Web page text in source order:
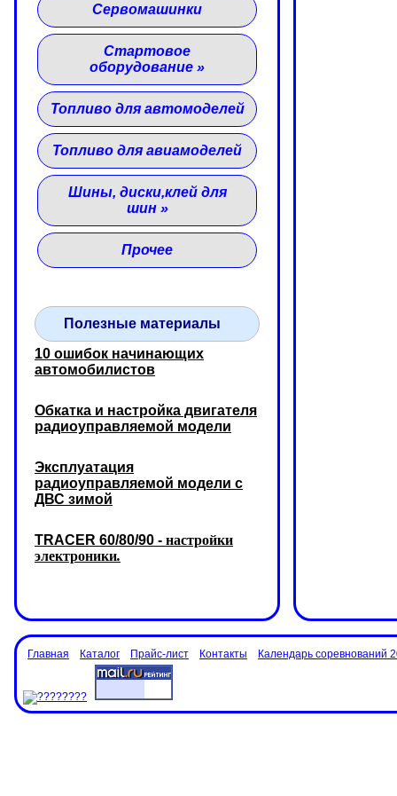
Сервомашинки
Стартовое
оборудование »
Топливо для автомоделей
Топливо для авиамоделей
Шины, диски,клей для
шин»
Прочее
Полезные материалы
10 ошибок начинающих
автомобилистов
Обкатка и настройка двигателя
радиоуправляемой модели
Эксплуатация
радиоуправляемой модели с
ДВС зимой
TRACER 60/80/90 - настройки
электроники.
Главная Каталог Прайс-лист Контакты Календарь соревнований